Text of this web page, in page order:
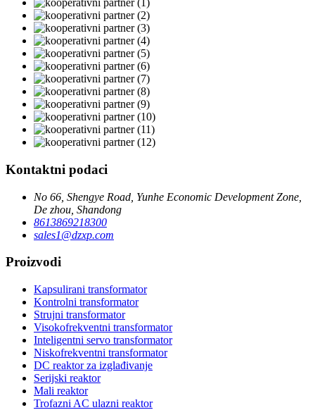
Kontaktni podaci
No 66, Shengye Road, Yunhe Economic Development Zone,
De zhou, Shandong
8613869218300
sales1@dzxp.com
Proizvodi
Kapsulirani transformator
Kontrolni transformator
Strujni transformator
Visokofrekventni transformator
Inteligentni servo transformator
Niskofrekventni transformator
DC reaktor za izglađivanje
Serijski reaktor
Mali reaktor
Trofazni AC ulazni reaktor